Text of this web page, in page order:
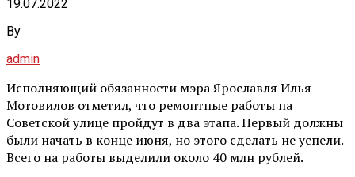
19.07.2022
By
admin
Исполняющий обязанности мэра Ярославля Илья
Мотовилов отметил, что ремонтные работы на
Советской улице пройдут в два этапа. Первый должны
были начать в конце июня, но этого сделать не успели.
Всего на работы выделили около 40 млн рублей.